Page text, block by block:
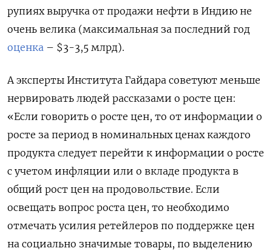
рупиях выручка от продажи нефти в Индию не
очень велика (максимальная за последний год
оценка – $3-3,5 млрд).
А эксперты Института Гайдара советуют меньше
нервировать людей рассказами о росте цен:
«Если говорить о росте цен, то от информации о
росте за период в номинальных ценах каждого
продукта следует перейти к информации о росте
с учетом инфляции или о вкладе продукта в
общий рост цен на продовольствие. Если
освещать вопрос роста цен, то необходимо
отмечать усилия ретейлеров по поддержке цен
на социально значимые товары, по выделению